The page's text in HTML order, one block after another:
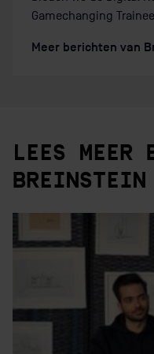
Gamechanging
Meer berichten van
LEES MEER
BREINSTEIN